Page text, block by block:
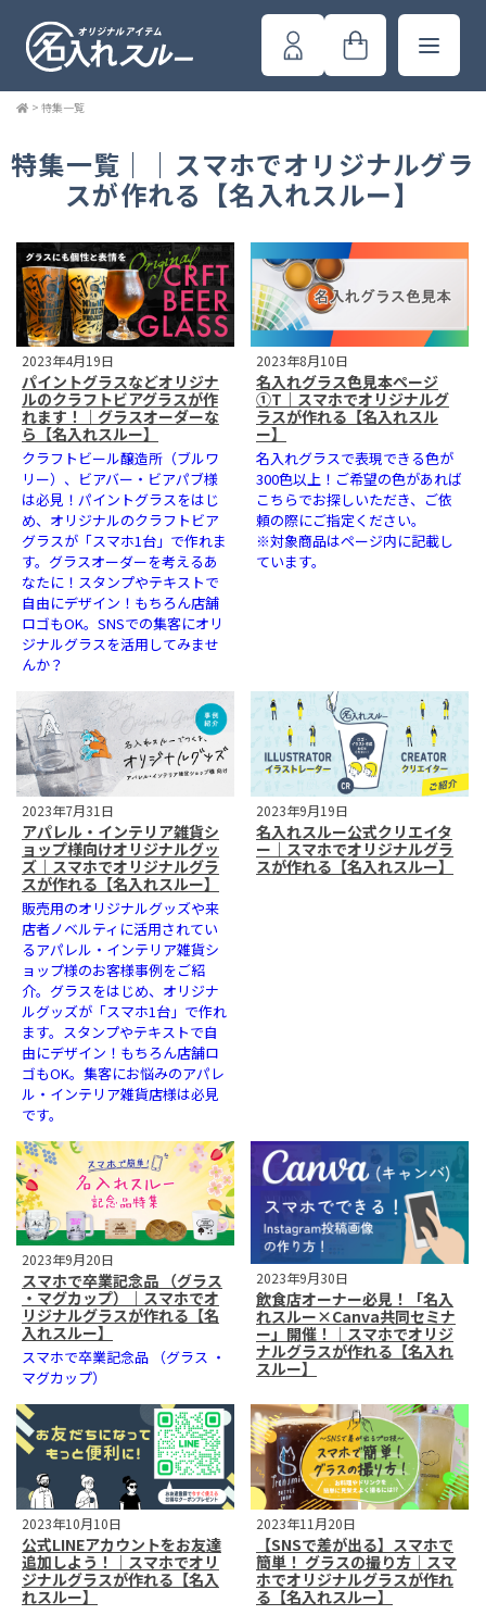
> 特集一覧
特集一覧｜｜スマホでオリジナルグラ
スが作れる【名入れスルー】
2023年4月19日
パイントグラスなどオリジナ
ルのクラフトビアグラスが作
れます！｜グラスオーダーな
ら【名入れスルー】
クラフトビール醸造所（ブルワ
リー）、ビアバー・ビアパブ様
は必見！パイントグラスをはじ
め、オリジナルのクラフトビア
グラスが「スマホ1台」で作れま
す。グラスオーダーを考えるあ
なたに！スタンプやテキストで
自由にデザイン！もちろん店舗
ロゴもOK。SNSでの集客にオリ
ジナルグラスを活用してみませ
んか？
2023年8月10日
名入れグラス色見本ページ
①T｜スマホでオリジナルグ
ラスが作れる【名入れスル
ー】
名入れグラスで表現できる色が
300色以上！ご希望の色があれば
こちらでお探しいただき、ご依
頼の際にご指定ください。
※対象商品はページ内に記載し
ています。
2023年7月31日
アパレル・インテリア雑貨シ
ョップ様向けオリジナルグッ
ズ｜スマホでオリジナルグラ
スが作れる【名入れスルー】
販売用のオリジナルグッズや来
店者ノベルティに活用されてい
るアパレル・インテリア雑貨シ
ョップ様のお客様事例をご紹
介。グラスをはじめ、オリジナ
ルグッズが「スマホ1台」で作れ
ます。スタンプやテキストで自
由にデザイン！もちろん店舗ロ
ゴもOK。集客にお悩みのアパレ
ル・インテリア雑貨店様は必見
です。
2023年9月19日
名入れスルー公式クリエイタ
ー｜スマホでオリジナルグラ
スが作れる【名入れスルー】
2023年9月20日
スマホで卒業記念品 （グラス
・マグカップ）｜スマホでオ
リジナルグラスが作れる【名
入れスルー】
スマホで卒業記念品 （グラス ・
マグカップ）
2023年9月30日
飲食店オーナー必見！「名入
れスルー×Canva共同セミナ
ー」開催！｜スマホでオリジ
ナルグラスが作れる【名入れ
スルー】
2023年10月10日
公式LINEアカウントをお友達
追加しよう！｜スマホでオリ
ジナルグラスが作れる【名入
れスルー】
2023年11月20日
【SNSで差が出る】スマホで
簡単！ グラスの撮り方｜スマ
ホでオリジナルグラスが作れ
る【名入れスルー】